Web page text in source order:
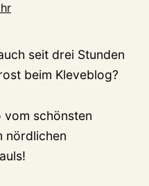
seit drei Stunden
beim Kleveblog?
vom schönsten
nördlichen